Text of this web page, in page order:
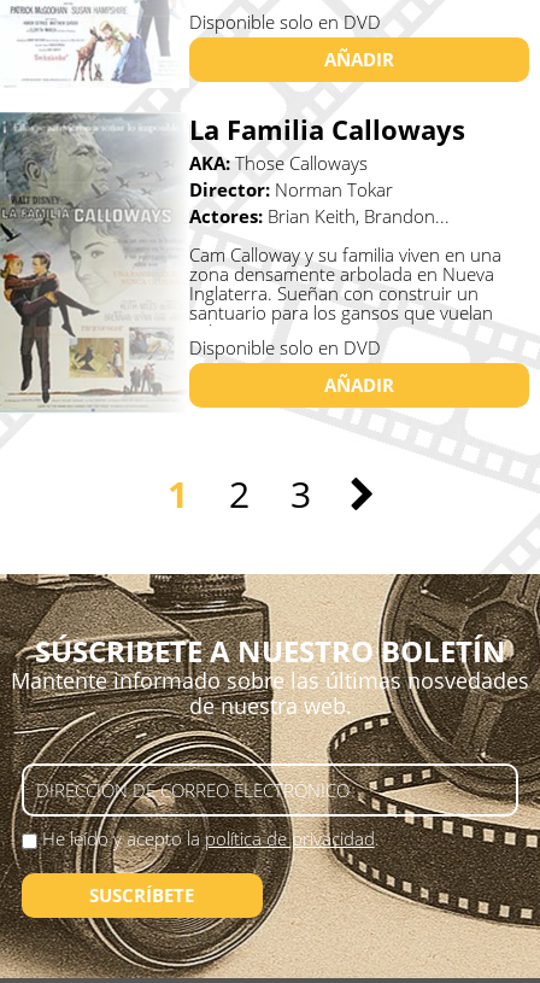
Disponible solo en DVD
AÑADIR
La Familia Calloways
AKA: Those Calloways
Director: Norman Tokar
Actores: Brian Keith, Brandon...
Cam Calloway y su familia viven en una
zona densamente arbolada en Nueva
Inglaterra. Sueñan con construir un
santuario para los gansos que vuelan
sob...
Disponible solo en DVD
AÑADIR
1 2 3
SÚSCRIBETE A NUESTRO BOLETÍN
Mantente informado sobre las últimas nosvedades
de nuestra web.
He leído y acepto lapolítica de privacidad.
SUSCRÍBETE